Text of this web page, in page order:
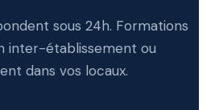
sous 24h. Formations
inter-établissement ou
dans vos locaux.